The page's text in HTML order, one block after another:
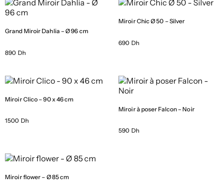
Grand Miroir Dahlia – Ø 96 cm
890 Dh
Miroir Chic Ø 50 – Silver
690 Dh
Miroir Clico – 90 x 46 cm
1500 Dh
Miroir à poser Falcon – Noir
590 Dh
Miroir flower – Ø 85 cm